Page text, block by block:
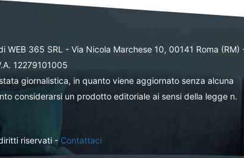
WEB 365 SRL - Via Nicola Marchese 10, 00141 Roma (RM)
12279101005
giornalistica, in quanto viene aggiornato senza alcuna
considerarsi un prodotto editoriale ai sensi della legge n.
riservati -Contattaci